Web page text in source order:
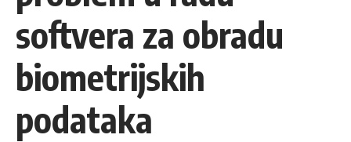
softvera za obradu
biometrijskih
podataka